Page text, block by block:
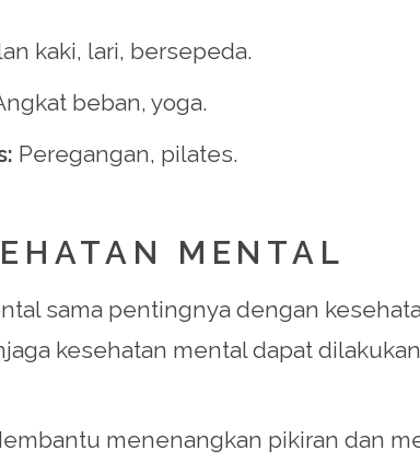
kaki, lari, bersepeda.
beban, yoga.
Peregangan, pilates.
MENTAL
sama pentingnya dengan
kesehatan mental dapat
menenangkan pikiran dan